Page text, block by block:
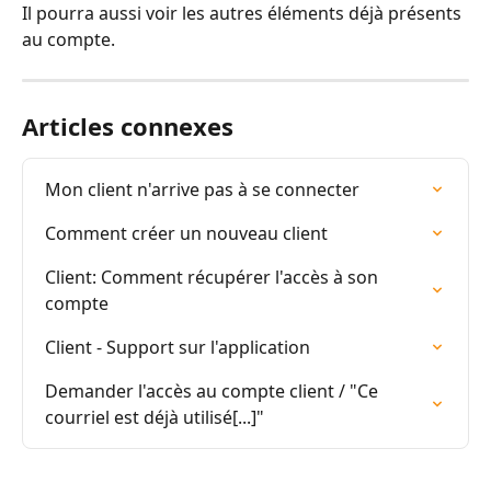
Il pourra aussi voir les autres éléments déjà présents
au compte.
Articles connexes
Mon client n'arrive pas à se connecter
Comment créer un nouveau client
Client: Comment récupérer l'accès à son
compte
Client - Support sur l'application
Demander l'accès au compte client / "Ce
courriel est déjà utilisé[...]"